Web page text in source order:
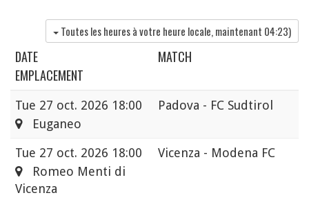
Toutes les heures à votre heure locale, maintenant 04:23)
DATE
MATCH
EMPLACEMENT
Tue 27 oct. 2026 18:00
Padova - FC Sudtirol
Euganeo
Tue 27 oct. 2026 18:00
Vicenza - Modena FC
Romeo Menti di
Vicenza